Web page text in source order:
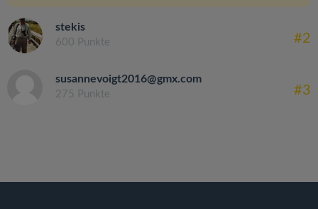
stekis
600 Punkte #2
susannevoigt2016@gmx.com
275 Punkte #3